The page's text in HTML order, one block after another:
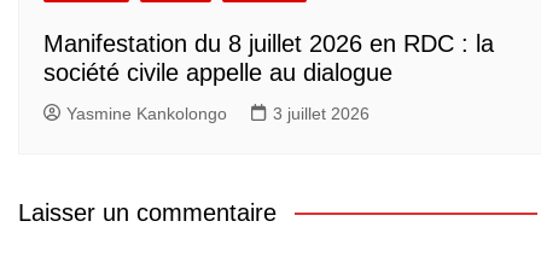
Manifestation du 8 juillet 2026 en RDC : la
société civile appelle au dialogue
Yasmine Kankolongo 3 juillet 2026
Laisser un commentaire